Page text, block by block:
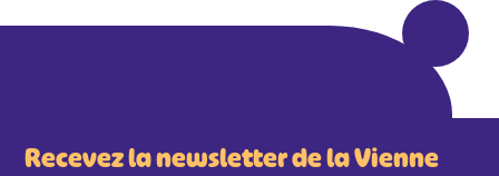
Recevez la newsletter de la Vienne